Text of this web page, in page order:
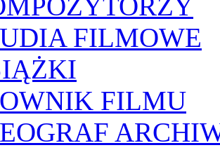
FILMOWE
FILMU